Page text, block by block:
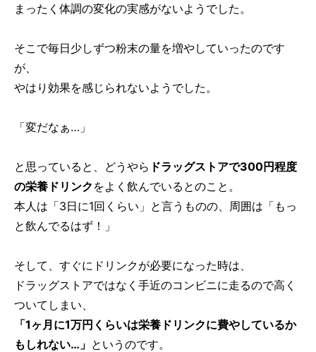
まったく体調の変化の実感がないようでした。
そこで毎日少しずつ粉末の量を増やしていったのです
が、
やはり効果を感じられないようでした。
「変だなぁ…」
と思っていると、どうやら ドラッグストアで300円程度
の栄養ドリンク をよく飲んでいるとのこと。
本人は「3日に1回くらい」と言うものの、周囲は「もっ
と飲んでるはず！」
そして、すぐにドリンクが必要になった時は、
ドラッグストアではなく手近のコンビニに走るので高く
ついてしまい、
「1ヶ月に1万円くらいは栄養ドリンクに費やしているか
もしれない…」 というのです。